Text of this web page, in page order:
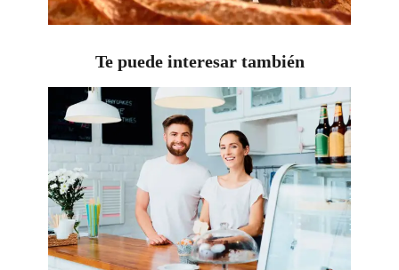
Te puede interesar también